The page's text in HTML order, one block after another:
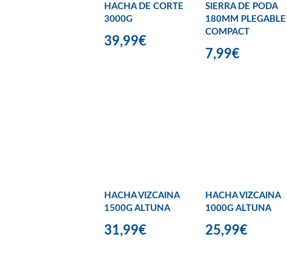
HACHA DE CORTE
3000G
39,99€
SIERRA DE PODA
180MM PLEGABLE
COMPACT
7,99€
HACHA VIZCAINA
1500G ALTUNA
31,99€
HACHA VIZCAINA
1000G ALTUNA
25,99€